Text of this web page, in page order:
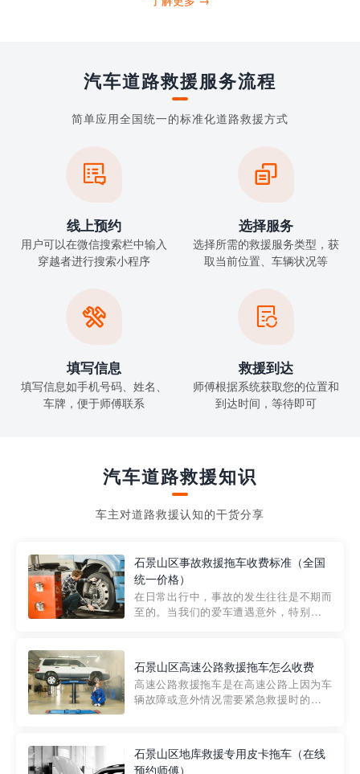
汽车道路救援服务流程
简单应用全国统一的标准化道路救援方式

线上预约
用户可以在微信搜索栏中输入
穿越者进行搜索小程序

选择服务
选择所需的救援服务类型，获
取当前位置、车辆状况等

填写信息
填写信息如手机号码、姓名、
车牌，便于师傅联系

救援到达
师傅根据系统获取您的位置和
到达时间，等待即可
汽车道路救援知识
车主对道路救援认知的干货分享
石景山区事故救援拖车收费标准（全国
统一价格）
在日常出行中，事故的发生往往是不期而
至的。当我们的爱车遭遇意外，特别是在
细解析一下市区事故救援拖车的收费标
准，以及在选用拖车服务时应注...
石景山区高速公路救援拖车怎么收费
高速公路救援拖车是在高速公路上因为车
辆故障或意外情况需要紧急救援时的必备
路救援拖车的收费标准是由当地交通管理
石景山区地库救援专用皮卡拖车（在线
预约师傅）